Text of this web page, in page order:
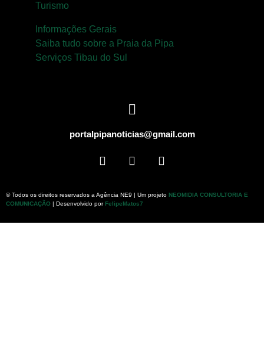
Turismo
Informações Gerais
Saiba tudo sobre a Praia da Pipa
Serviços Tibau do Sul
portalpipanoticias@gmail.com
© Todos os direitos reservados a Agência NE9 | Um projeto NEOMIDIA CONSULTORIA E
COMUNICAÇÃO | Desenvolvido porFelipeMatos7